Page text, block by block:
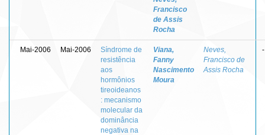
Francisco
de Assis
Rocha
Mai-2006 Mai-2006
Síndrome de
resistência
aos
hormônios
tireoideanos
: mecanismo
molecular da
dominância
negativa na
Viana,
Fanny
Nascimento
Moura
Neves,
Francisco de
Assis Rocha
-